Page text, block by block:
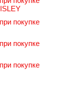
покупке
покупке
покупке